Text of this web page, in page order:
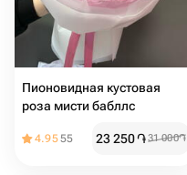
Пионовидная кустовая
роза мисти бабллс
4.9555 23 250֏31 000֏